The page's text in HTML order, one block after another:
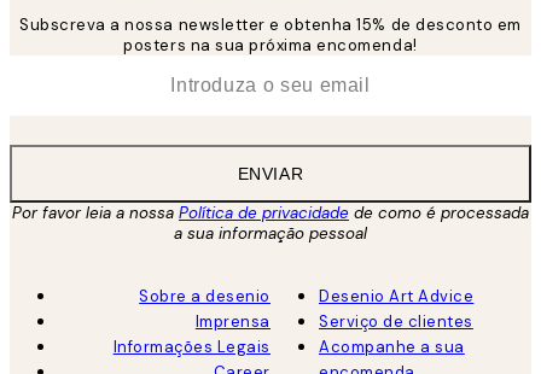
Subscreva a nossa newsletter e obtenha 15% de desconto em
posters na sua próxima encomenda!
ENVIAR
Por favor leia a nossa Política de privacidade de como é processada
a sua informação pessoal
Sobre a desenio
Imprensa
Informações Legais
Desenio Art Advice
Serviço de clientes
Acompanhe a sua